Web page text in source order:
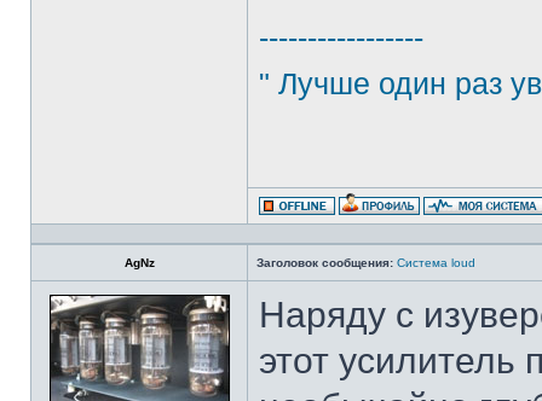
-----------------
" Лучше один раз
AgNz Заголовок сообщения: Система loud
Наряду с
этот усилитель